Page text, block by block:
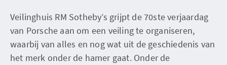
Veilinghuis RM Sotheby’s grijpt de 70ste verjaardag
van Porsche aan om een veiling te organiseren,
waarbij van alles en nog wat uit de geschiedenis van
het merk onder de hamer gaat. Onder de